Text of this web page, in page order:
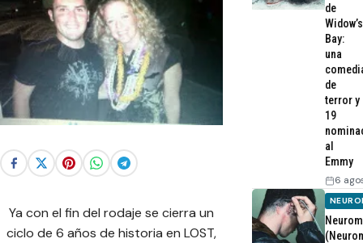
Ya con el fin del rodaje se cierra un
ciclo de 6 años de historia en LOST,
de
Widow’s
Bay:
una
de
terror y
19
al
Emmy
6